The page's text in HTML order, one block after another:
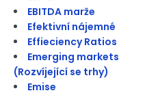
EBITDA marže
Efektivní nájemné
Effieciency Ratios
Emerging markets
(Rozvíjející se trhy)
Emise